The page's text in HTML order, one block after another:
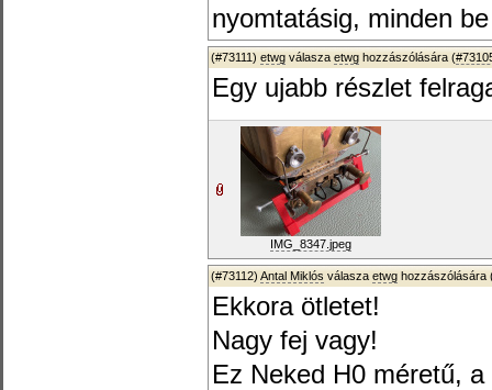
nyomtatásig, minden
(#73111) etwg válasza etwg hozzászólására (
Egy ujabb részlet
IMG_8347.jpeg
(#73112) Antal Miklós válasza etwg hozzászólására
Ekkora ötletet!
Nagy fej vagy!
Ez Neked H0 méretű,